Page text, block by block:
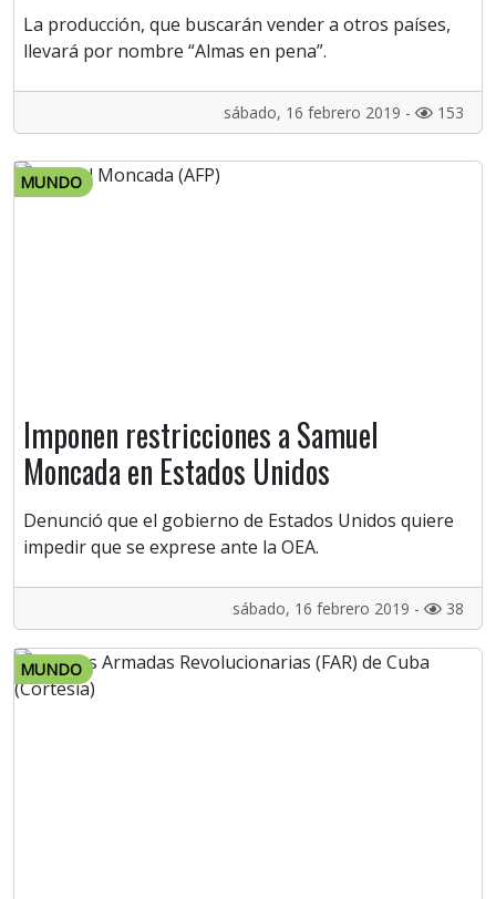
La producción, que buscarán vender a otros países,
llevará por nombre “Almas en pena”.
sábado, 16 febrero 2019 - 153
MUNDO
Imponen restricciones a Samuel
Moncada en Estados Unidos
Denunció que el gobierno de Estados Unidos quiere
impedir que se exprese ante la OEA.
sábado, 16 febrero 2019 - 38
MUNDO